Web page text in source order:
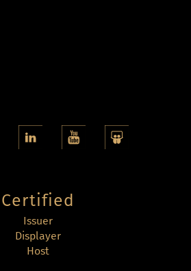
Certified
Issuer
Displayer
Host